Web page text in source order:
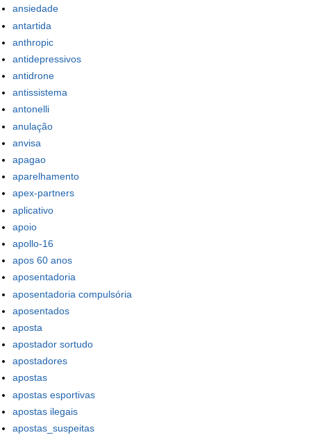
ansiedade
antartida
anthropic
antidepressivos
antidrone
antissistema
antonelli
anulação
anvisa
apagao
aparelhamento
apex-partners
aplicativo
apoio
apollo-16
apos 60 anos
aposentadoria
aposentadoria compulsória
aposentados
aposta
apostador sortudo
apostadores
apostas
apostas esportivas
apostas ilegais
apostas_suspeitas